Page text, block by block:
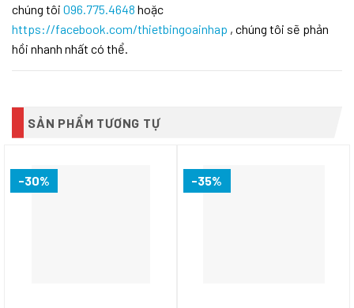
chúng tôi 096.775.4648 hoặc
https://facebook.com/thietbingoainhap , chúng tôi sẽ phản
hồi nhanh nhất có thể.
SẢN PHẨM TƯƠNG TỰ
-30% -35%